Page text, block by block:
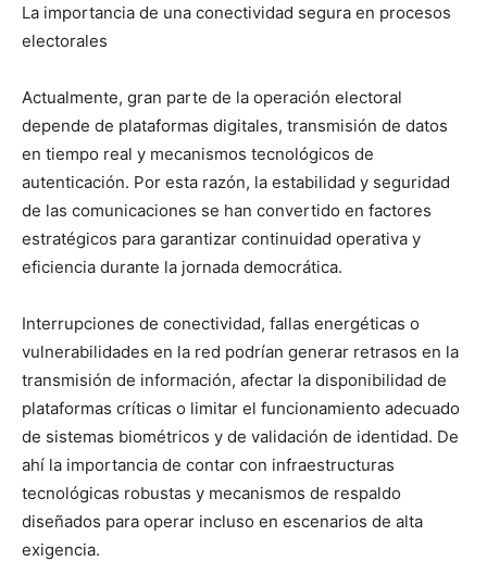
La importancia de una conectividad segura en procesos
electorales
Actualmente, gran parte de la operación electoral
depende de plataformas digitales, transmisión de datos
en tiempo real y mecanismos tecnológicos de
autenticación. Por esta razón, la estabilidad y seguridad
de las comunicaciones se han convertido en factores
estratégicos para garantizar continuidad operativa y
eficiencia durante la jornada democrática.
Interrupciones de conectividad, fallas energéticas o
vulnerabilidades en la red podrían generar retrasos en la
transmisión de información, afectar la disponibilidad de
plataformas críticas o limitar el funcionamiento adecuado
de sistemas biométricos y de validación de identidad. De
ahí la importancia de contar con infraestructuras
tecnológicas robustas y mecanismos de respaldo
diseñados para operar incluso en escenarios de alta
exigencia.